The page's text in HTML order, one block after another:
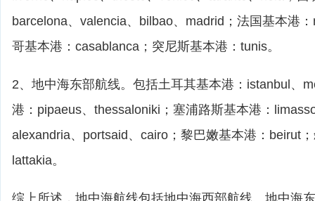
barcelona、valencia、bilbao、madrid；法国基本港
哥基本港：casablanca；突尼斯基本港：tunis。
2、地中海东部航线。包括土耳其基本港：istanbul、
港：pipaeus、thessaloniki；塞浦路斯基本港：
alexandria、portsaid、cairo；黎巴嫩基本港：beirut
lattakia。
综上所述，地中海航线包括地中海西部航线、地中海